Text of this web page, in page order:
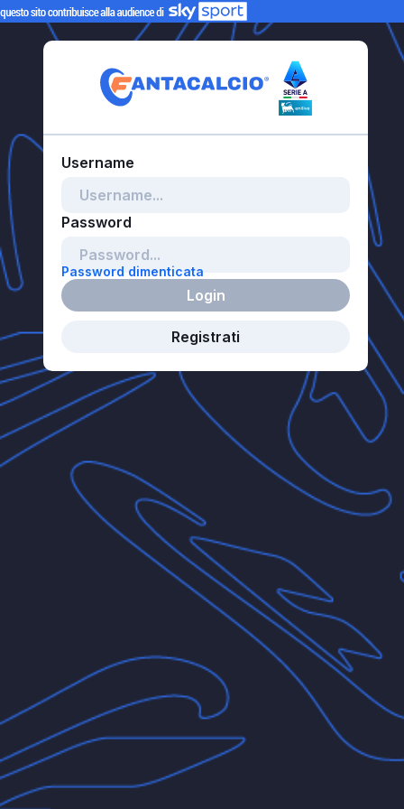
Password dimenticata
Login
Registrati